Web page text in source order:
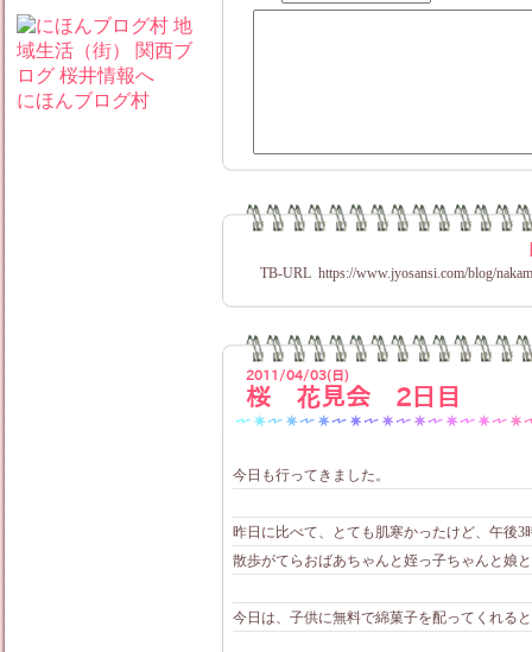
TB-URL https://www.jyosansi.com/blog/
2011/04/03(日)
桜 花見会 2日目
今日も行ってきました。
昨日に比べて、とても肌寒かったけど、午後
散歩がてらおばあちゃんと姪っ子ちゃんと娘
今日は、子供に無料で綿菓子を配ってくれる
にほんブログ村